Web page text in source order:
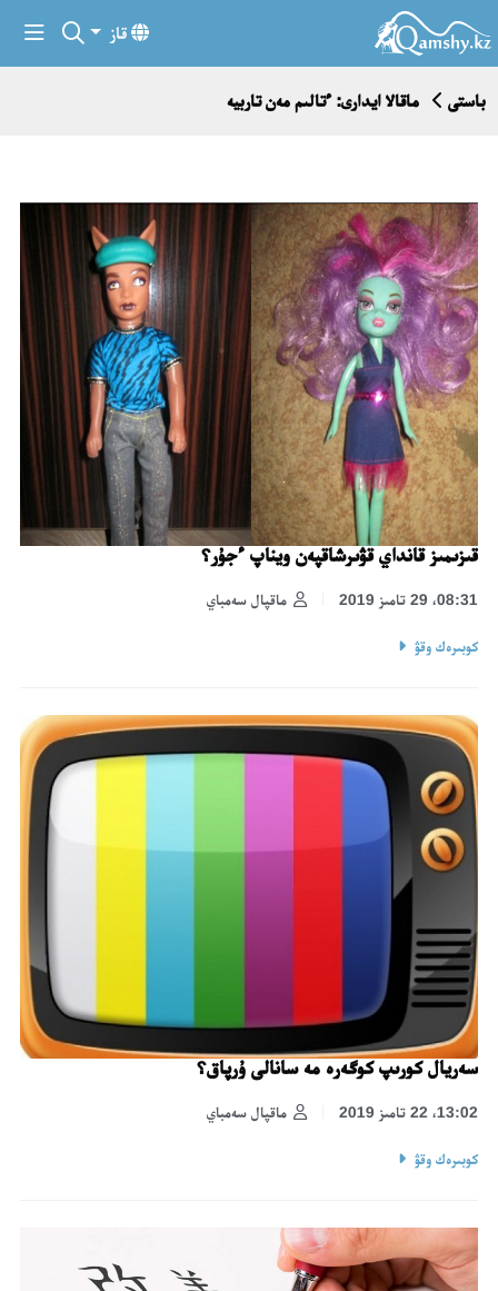
قاز
باستى ماقالا ايدارى: ءتالىم مەن تاربيە
قىزىمىز قانداي قۋىرشاقپەن ويناپ ءجۇر؟
ماقپال سەمباي 08:31، 29 تامىز 2019
كوبىرەك وقۋ
سەريال كورىپ كوگەرە مە سانالى ۇرپاق؟
ماقپال سەمباي 13:02، 22 تامىز 2019
كوبىرەك وقۋ